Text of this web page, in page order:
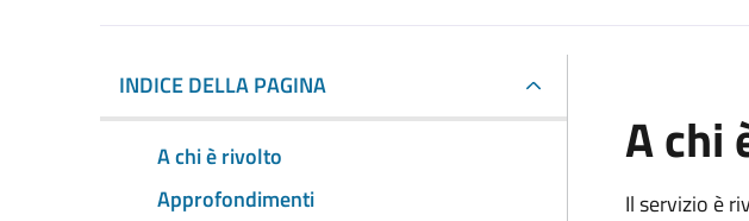
INDICE DELLA PAGINA
A chi è rivolto
Approfondimenti
A chi
Il servizio è